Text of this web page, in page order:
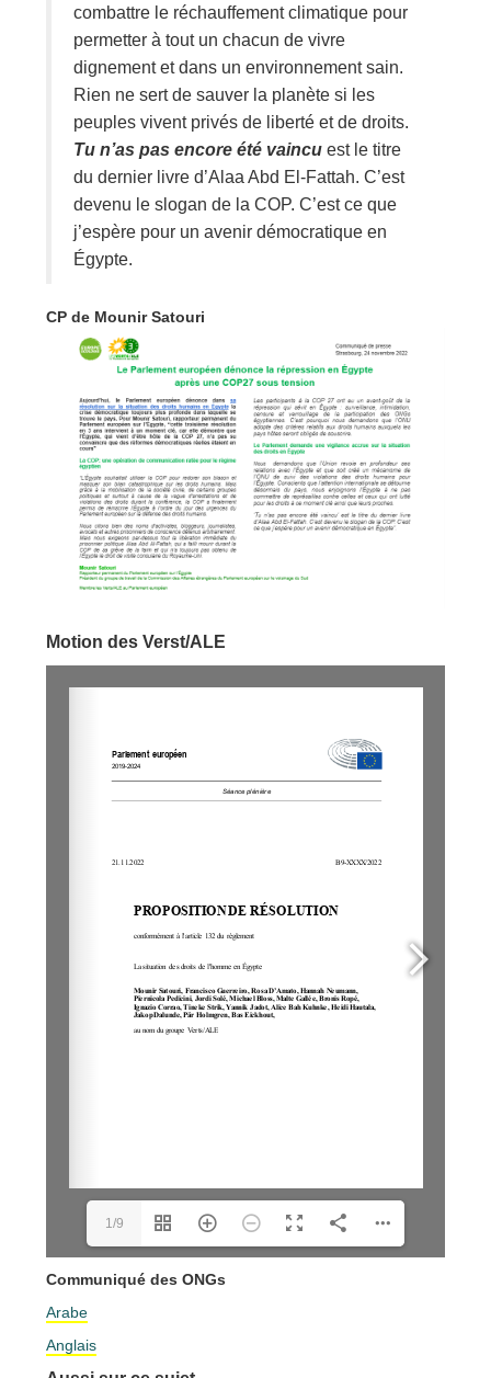
combattre le réchauffement climatique pour
permetter à tout un chacun de vivre
dignement et dans un environnement sain.
Rien ne sert de sauver la planète si les
peuples vivent privés de liberté et de droits.
Tu n’as pas encore été vaincu est le titre
du dernier livre d’Alaa Abd El-Fattah. C’est
devenu le slogan de la COP. C’est ce que
j’espère pour un avenir démocratique en
Égypte.
CP de Mounir Satouri
Motion des Verst/ALE
1/9
Communiqué des ONGs
Arabe
Anglais